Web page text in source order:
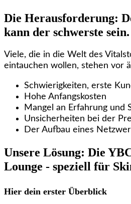
Die Herausforderung:
kann der schwerste sein.
Viele, die in die Welt des
eintauchen wollen, stehen vor
Schwierigkeiten, erste
Hohe Anfangskosten
Mangel an Erfahrung und
Unsicherheiten bei der
Der Aufbau eines
Unsere Lösung: Die
Lounge - speziell für
Hier dein erster Überblick